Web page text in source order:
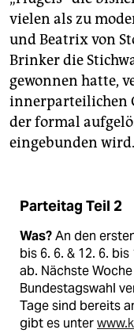
vielen als zu
und Beatrix von
Brinker die
gewonnen hatte,
innerparteilichen
der formal
eingebunden wird.
Parteitag Teil 2
Was?An den
bis 6. 6. & 12. 6.
ab. Nächste
Bundestagswahl
Tage sind bereits
gibt es unter